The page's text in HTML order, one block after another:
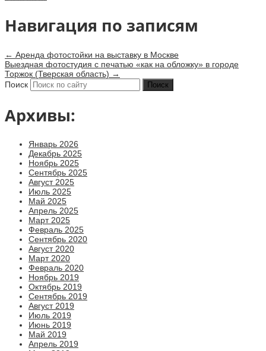
Навигация по записям
← Аренда фотостойки на выставку в Москве
Выездная фотостудия с печатью «как на обложку» в городе
Торжок (Тверская область) →
Поиск
Архивы:
Январь 2026
Декабрь 2025
Ноябрь 2025
Сентябрь 2025
Август 2025
Июль 2025
Май 2025
Апрель 2025
Март 2025
Февраль 2025
Сентябрь 2020
Август 2020
Март 2020
Февраль 2020
Ноябрь 2019
Октябрь 2019
Сентябрь 2019
Август 2019
Июль 2019
Июнь 2019
Май 2019
Апрель 2019